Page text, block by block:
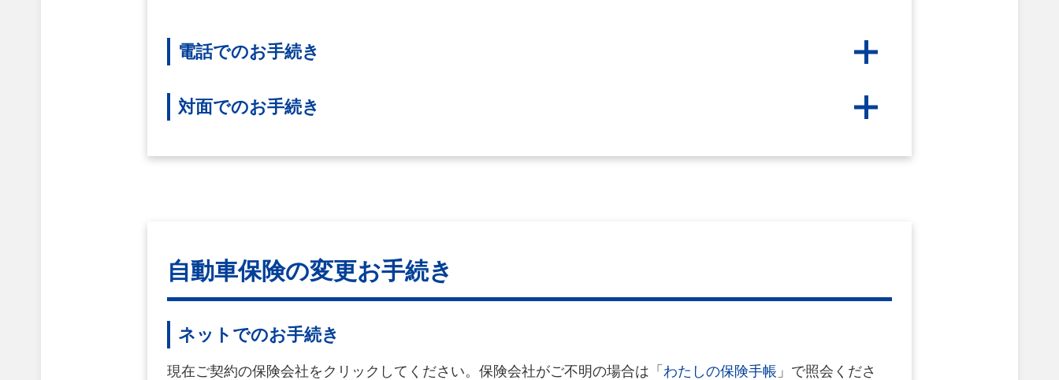
電話でのお手続き
対面でのお手続き
自動車保険の変更お手続き
ネットでのお手続き
現在ご契約の保険会社をクリックしてください。保険会社がご不明の場合は「 わたしの保険手帳 」で照会くださ